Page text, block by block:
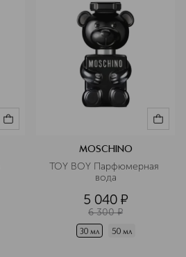
MOSCHINO
TOY BOY Парфюмерная
вода
5 040 ¤
6 300 ¤
30 мл 50 мл